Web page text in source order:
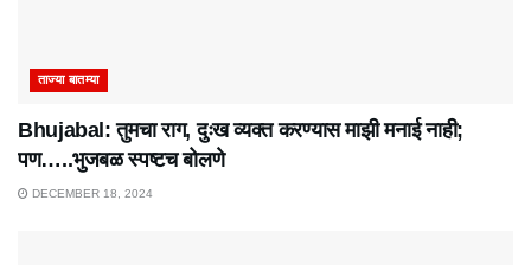
ताज्या बातम्या
Bhujabal: तुमचा राग, दुःख व्यक्त करण्यास माझी मनाई नाही;
पण…..भुजबळ स्पष्टच बोलणे
DECEMBER 18, 2024